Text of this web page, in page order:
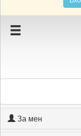
Подаръците на
Картичките на
За мен